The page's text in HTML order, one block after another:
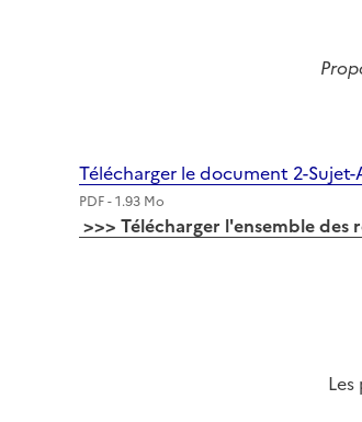
Télécharger le document 2-
PDF - 1.93 Mo
>>> Télécharger l'ensemble